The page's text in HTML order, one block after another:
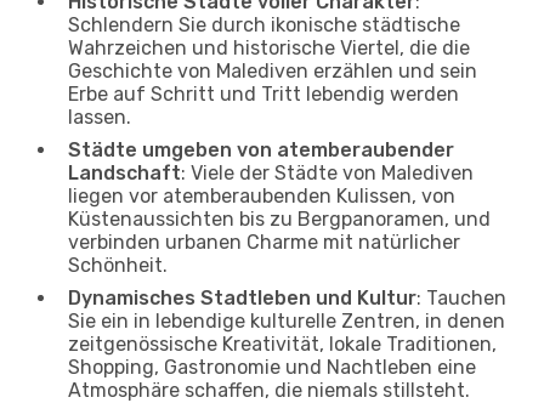
Schlendern Sie durch ikonische städtische
Wahrzeichen und historische Viertel, die die
Geschichte von Malediven erzählen und sein
Erbe auf Schritt und Tritt lebendig werden
lassen.
Städte umgeben von atemberaubender
Landschaft: Viele der Städte von Malediven
liegen vor atemberaubenden Kulissen, von
Küstenaussichten bis zu Bergpanoramen, und
verbinden urbanen Charme mit natürlicher
Schönheit.
Dynamisches Stadtleben und Kultur: Tauchen
Sie ein in lebendige kulturelle Zentren, in denen
zeitgenössische Kreativität, lokale Traditionen,
Shopping, Gastronomie und Nachtleben eine
Atmosphäre schaffen, die niemals stillsteht.